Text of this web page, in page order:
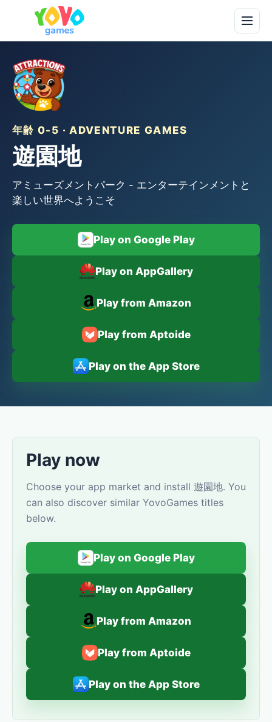
年齢 0-5 · ADVENTURE GAMES
遊園地
アミューズメントパーク - エンターテインメントと
楽しい世界へようこそ
Play on Google Play
Play on AppGallery
Play from Amazon
Play from Aptoide
Play on the App Store
Play now
Choose your app market and install 遊園地. You
can also discover similar YovoGames titles
below.
Play on Google Play
Play on AppGallery
Play from Amazon
Play from Aptoide
Play on the App Store